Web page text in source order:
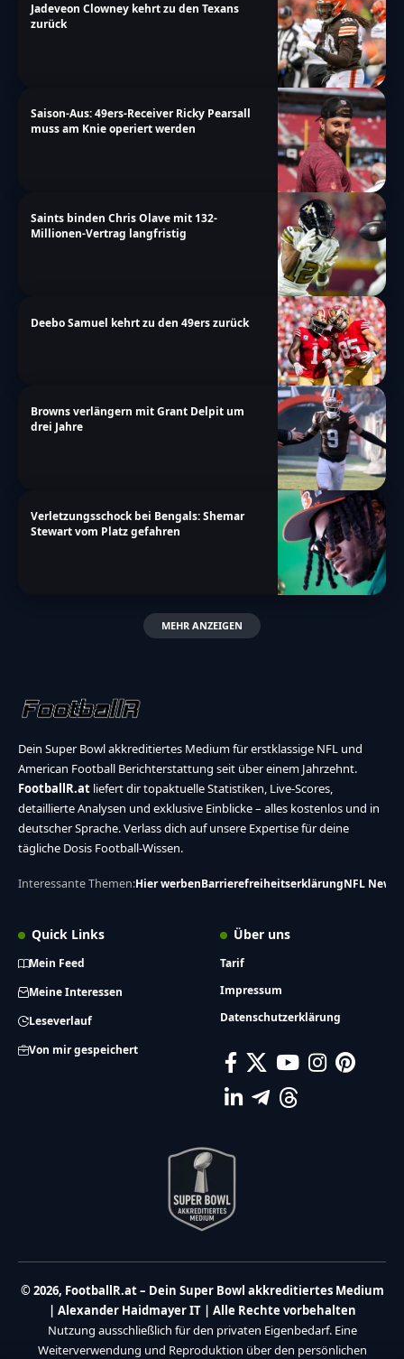
Jadeveon Clowney kehrt zu den Texans
zurück
Saison-Aus: 49ers-Receiver Ricky Pearsall
muss am Knie operiert werden
Saints binden Chris Olave mit 132-
Millionen-Vertrag langfristig
Deebo Samuel kehrt zu den 49ers zurück
Browns verlängern mit Grant Delpit um
drei Jahre
Verletzungsschock bei Bengals: Shemar
Stewart vom Platz gefahren
MEHR ANZEIGEN
Dein Super Bowl akkreditiertes Medium für erstklassige NFL und
American Football Berichterstattung seit über einem Jahrzehnt.
FootballR.at liefert dir topaktuelle Statistiken, Live-Scores,
detaillierte Analysen und exklusive Einblicke – alles kostenlos und in
deutscher Sprache. Verlass dich auf unsere Expertise für deine
tägliche Dosis Football-Wissen.
Interessante Themen:Hier werbenBarrierefreiheitserklärungNFL News
Quick Links
Mein Feed
Meine Interessen
Leseverlauf
Von mir gespeichert
Über uns
Tarif
Impressum
Datenschutzerklärung
© 2026, FootballR.at – Dein Super Bowl akkreditiertes Medium
| Alexander Haidmayer IT | Alle Rechte vorbehalten
Nutzung ausschließlich für den privaten Eigenbedarf. Eine
Weiterverwendung und Reproduktion über den persönlichen